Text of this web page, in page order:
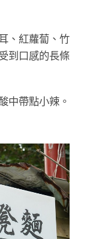
、紅蘿蔔、竹
到口感的長條
中帶點小辣。